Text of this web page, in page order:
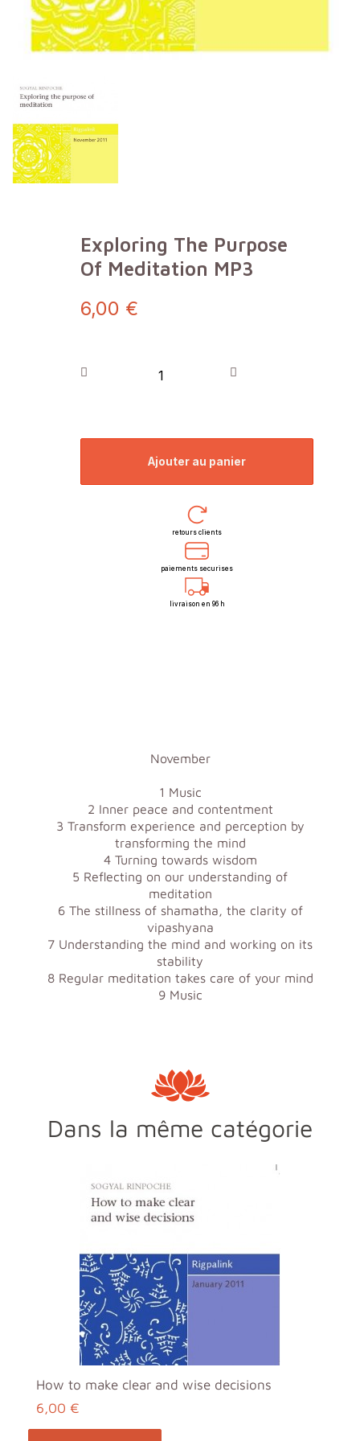
Exploring The Purpose
Of Meditation MP3
6,00 €
ajouter au panier
retours clients
paiements securises
livraison en 96 h
November
1 Music
2 Inner peace and contentment
3 Transform experience and perception by
transforming the mind
4 Turning towards wisdom
5 Reflecting on our understanding of
meditation
6 The stillness of shamatha, the clarity of
vipashyana
7 Understanding the mind and working on its
stability
8 Regular meditation takes care of your mind
9 Music
Dans la même catégorie
How to make clear and wise decisions
6,00 €